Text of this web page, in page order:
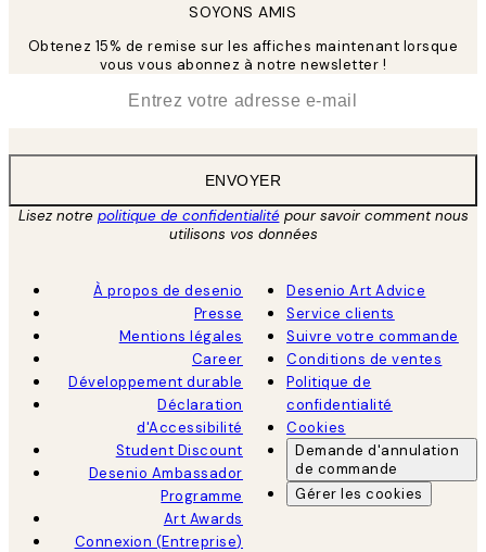
SOYONS AMIS
Obtenez 15% de remise sur les affiches maintenant lorsque
vous vous abonnez à notre newsletter !
ENVOYER
Lisez notre politique de confidentialitépour savoir comment nous
utilisons vos données
À propos de desenio
Presse
Mentions légales
Career
Développement durable
Déclaration
d'Accessibilité
Student Discount
Desenio Ambassador
Programme
Art Awards
Connexion (Entreprise)
Desenio Art Advice
Service clients
Suivre votre commande
Conditions de ventes
Politique de
confidentialité
Cookies
Demande d'annulation
de commande
Gérer les cookies